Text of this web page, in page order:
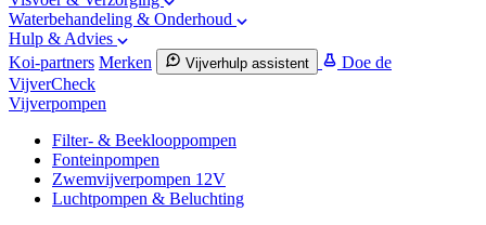
Waterbehandeling & Onderhoud
Hulp & Advies
Koi-partners Merken Vijverhulp assistent
Doe de
VijverCheck
Vijverpompen
Filter- & Beeklooppompen
Fonteinpompen
Zwemvijverpompen 12V
Luchtpompen & Beluchting